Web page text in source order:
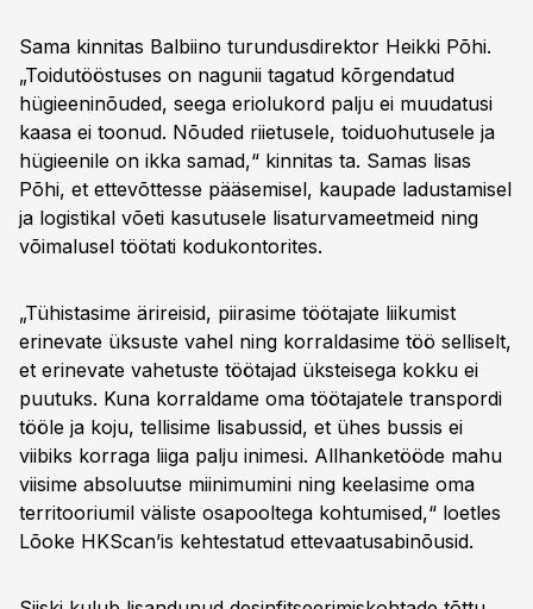
Sama kinnitas Balbiino turundusdirektor Heikki Põhi.
„Toidutööstuses on nagunii tagatud kõrgendatud
hügieeninõuded, seega eriolukord palju ei muudatusi
kaasa ei toonud. Nõuded riietusele, toiduohutusele ja
hügieenile on ikka samad,“ kinnitas ta. Samas lisas
Põhi, et ettevõttesse pääsemisel, kaupade ladustamisel
ja logistikal võeti kasutusele lisaturvameetmeid ning
võimalusel töötati kodukontorites.
„Tühistasime ärireisid, piirasime töötajate liikumist
erinevate üksuste vahel ning korraldasime töö selliselt,
et erinevate vahetuste töötajad üksteisega kokku ei
puutuks. Kuna korraldame oma töötajatele transpordi
tööle ja koju, tellisime lisabussid, et ühes bussis ei
viibiks korraga liiga palju inimesi. Allhanketööde mahu
viisime absoluutse miinimumini ning keelasime oma
territooriumil väliste osapooltega kohtumised,“ loetles
Lõoke HKScan’is kehtestatud ettevaatusabinõusid.